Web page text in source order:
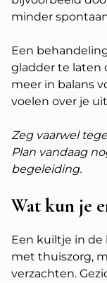
minder
Een
gladder te laten
meer in balans
voelen over je
Zeg vaarwel
Plan vandaag
begeleiding.
Wat kun je
Een kuiltje in
met thuiszorg,
verzachten.